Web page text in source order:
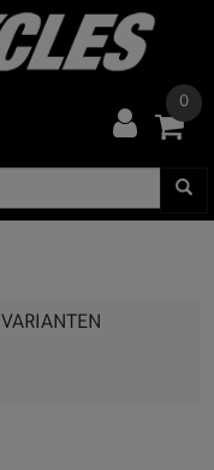
0
VARIANTEN